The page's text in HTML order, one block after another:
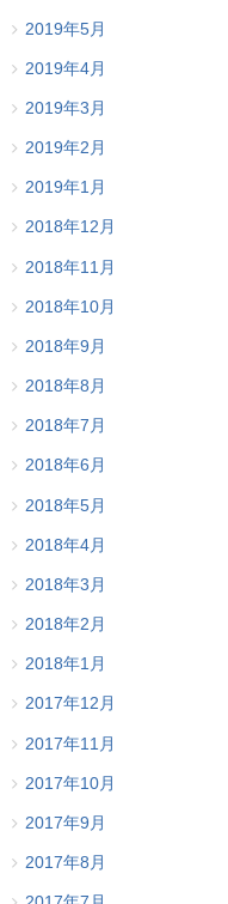
2019年5月
2019年4月
2019年3月
2019年2月
2019年1月
2018年12月
2018年11月
2018年10月
2018年9月
2018年8月
2018年7月
2018年6月
2018年5月
2018年4月
2018年3月
2018年2月
2018年1月
2017年12月
2017年11月
2017年10月
2017年9月
2017年8月